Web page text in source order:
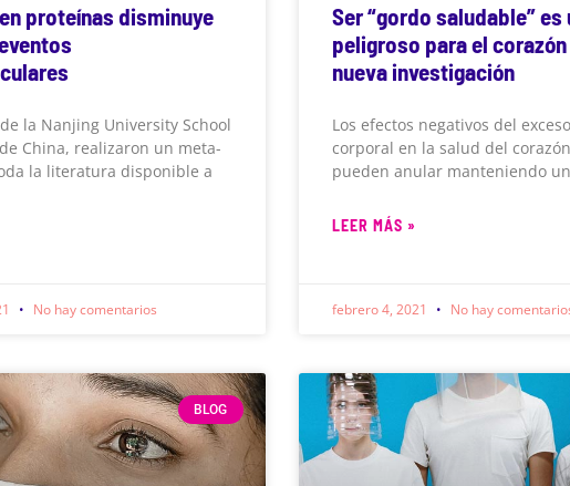
proteínas disminuye
la Nanjing University School
China, realizaron un meta-
la literatura disponible a
No hay comentarios
Ser “gordo saludable”
peligroso para el
nueva investigación
Los efectos negativos del
corporal en la salud del
pueden anular manteniendo
LEER MÁS »
febrero 4, 2021 No hay
BLOG